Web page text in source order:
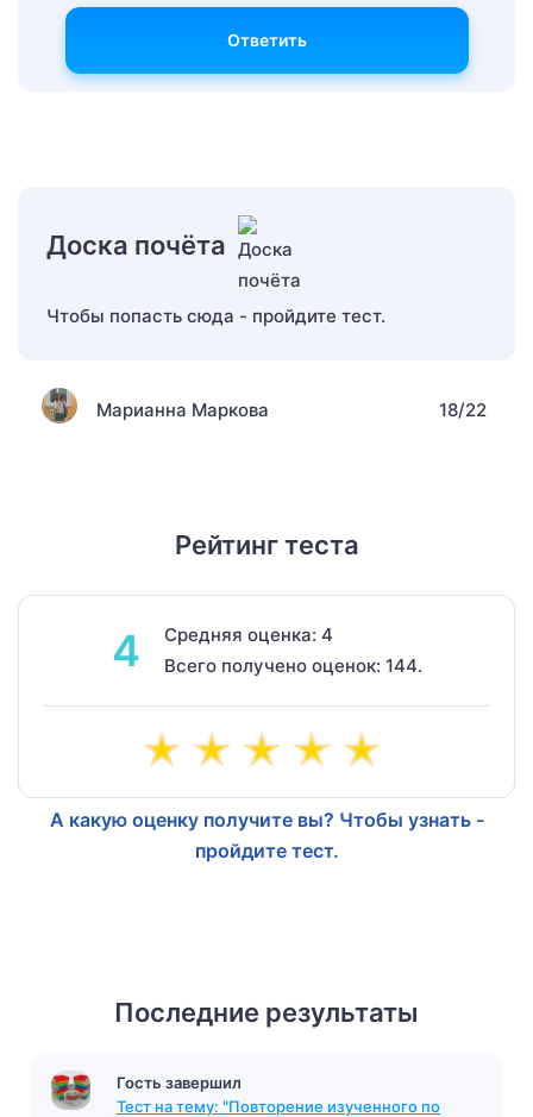
Ответить
Доска почёта
Чтобы попасть сюда - пройдите тест.
Марианна Маркова 18/22
Рейтинг теста
4
Средняя оценка: 4
Всего получено оценок: 144.
А какую оценку получите вы? Чтобы узнать -
пройдите тест.
Последние результаты
Гость завершил
Тест на тему: "Повторение изученного по